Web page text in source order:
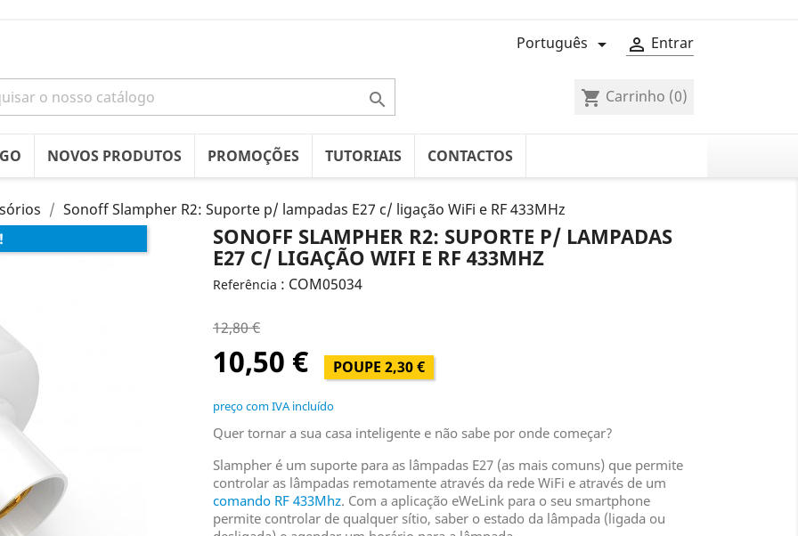
 Entrar
Português 
 shopping_cart Carrinho (0)
NOVOS PRODUTOS PROMOÇÕES TUTORIAIS CONTACTOS
Sonoff Slampher R2: Suporte p/ lampadas E27 c/ ligação WiFi e RF 433MHz
SONOFF SLAMPHER R2: SUPORTE P/ LAMPADAS
E27 C/ LIGAÇÃO WIFI E RF 433MHZ
Referência : COM05034
12,80 €
10,50 € POUPE 2,30 €
preço com IVA incluído
Quer tornar a sua casa inteligente e não sabe por onde começar?
Slampher é um suporte para as lâmpadas E27 (as mais comuns) que permite
controlar as lâmpadas remotamente através da rede WiFi e através de um
comando RF 433Mhz. Com a aplicação eWeLink para o seu smartphone
permite controlar de qualquer sítio, saber o estado da lâmpada (ligada ou